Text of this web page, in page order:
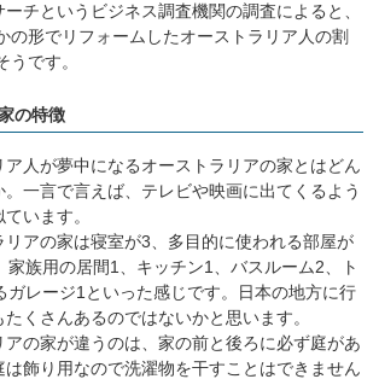
チというビジネス調査機関の調査によると、
の形でリフォームしたオーストラリア人の割
うです。
の特徴
ア人が夢中になるオーストラリアの家とはどん
一言で言えば、テレビや映画に出てくるよう
います。
リアの家は寝室が3、多目的に使われる部屋が
家族用の居間1、キッチン1、バスルーム2、ト
ガレージ1といった感じです。日本の地方に行
くさんあるのではないかと思います。
アの家が違うのは、家の前と後ろに必ず庭があ
は飾り用なので洗濯物を干すことはできません